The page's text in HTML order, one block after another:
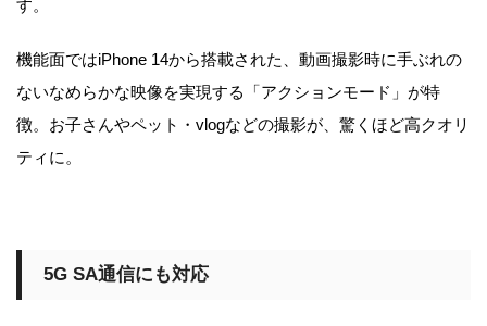
す。
機能面ではiPhone 14から搭載された、動画撮影時に手ぶれの
ないなめらかな映像を実現する「アクションモード」が特
徴。お子さんやペット・vlogなどの撮影が、驚くほど高クオリ
ティに。
5G SA通信にも対応